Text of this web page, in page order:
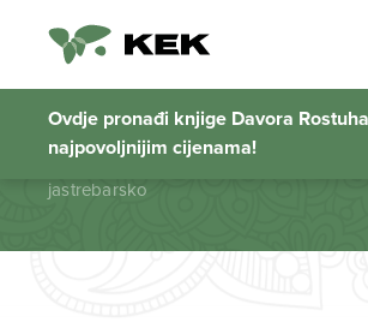
Ovdje pronađi knjige Davora
najpovoljnijim cijenama!
jastrebarsko
Početna stranica
jastrebarsko